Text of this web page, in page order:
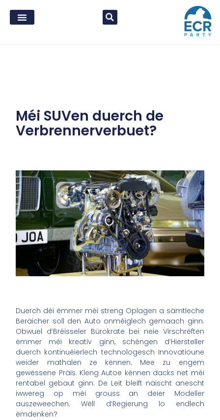
Méi SUVen duerch de
Verbrennerverbuet?
Duerch déi ëmmer méi streng Oplagen a sämtleche
Beräicher soll den Auto onméiglech gemaach ginn.
Obwuel d’Bréisseler Bürokrate bei neie Virschrëften
ëmmer méi kreativ ginn, schéngen d’Hiersteller
duerch kontinuéierlech technologesch Innovatioune
weider mathalen ze kënnen. Mee zu engem
gewëssene Präis. Kleng Autoe kënnen dacks net méi
rentabel gebaut ginn. De Leit bleift näischt anescht
iwwereg op méi grouss an deier Modeller
auszeweechen. Wëll d’Regierung lo endlech
ëmdenken?